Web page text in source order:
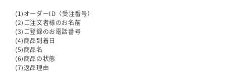
(1)オーダーID（受注番号）
(2)ご注文者様のお名前
(3)ご登録のお電話番号
(4)商品到着日
(5)商品名
(6)商品の状態
(7)返品理由